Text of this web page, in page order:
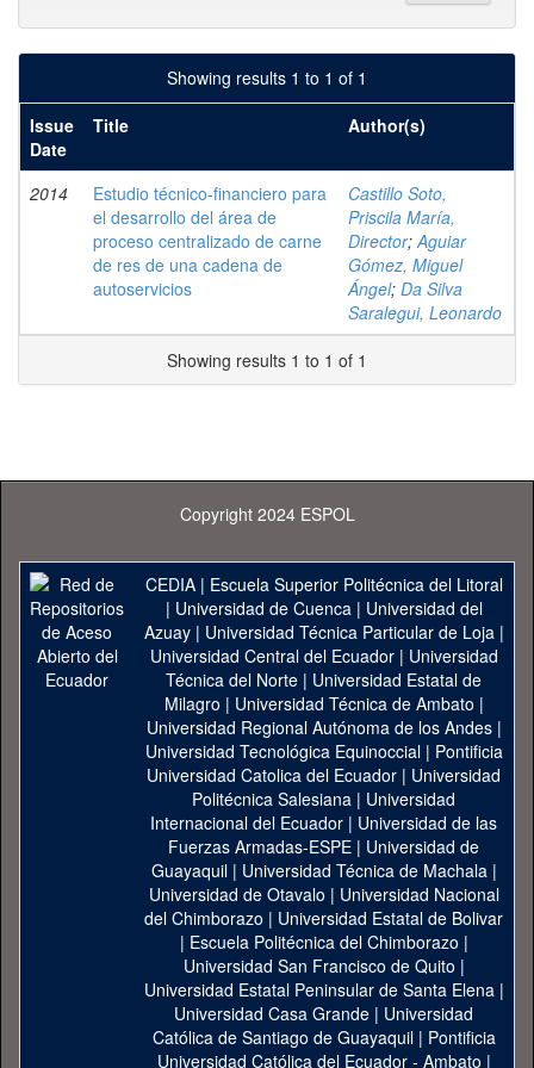
Showing results 1 to 1 of 1
Issue
Date
Title Author(s)
2014
Estudio técnico-financiero para
el desarrollo del área de
proceso centralizado de carne
de res de una cadena de
autoservicios
Castillo Soto,
Priscila María,
Director;Aguiar
Gómez, Miguel
Ángel; Da Silva
Saralegui, Leonardo
Showing results 1 to 1 of 1
Copyright 2024 ESPOL
CEDIA| Escuela Superior Politécnica del Litoral
| Universidad de Cuenca| Universidad del
Azuay| Universidad Técnica Particular de Loja|
Universidad Central del Ecuador| Universidad
Técnica del Norte | Universidad Estatal de
Milagro | Universidad Técnica de Ambato |
Universidad Regional Autónoma de los Andes|
Universidad Tecnológica Equinoccial| Pontificia
Universidad Catolica del Ecuador | Universidad
Politécnica Salesiana | Universidad
Internacional del Ecuador | Universidad de las
Fuerzas Armadas-ESPE | Universidad de
Guayaquil| Universidad Técnica de Machala|
Universidad de Otavalo | Universidad Nacional
del Chimborazo | Universidad Estatal de Bolivar
| Escuela Politécnica del Chimborazo |
Universidad San Francisco de Quito |
Universidad Estatal Peninsular de Santa Elena|
Universidad Casa Grande | Universidad
Católica de Santiago de Guayaquil| Pontificia
Universidad Católica del Ecuador - Ambato |